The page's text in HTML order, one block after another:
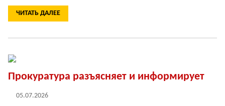
ЧИТАТЬ ДАЛЕЕ
Прокуратура разъясняет и информирует
05.07.2026